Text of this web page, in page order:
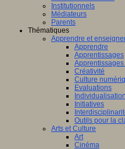
Institutionnels
Médiateurs
Parents
Thématiques
Apprendre et
Apprendre
Apprentissages
Créativité
Culture
Evaluations
Individualisation
Initiatives
Outils pour la
Arts et Culture
Art
Cinéma